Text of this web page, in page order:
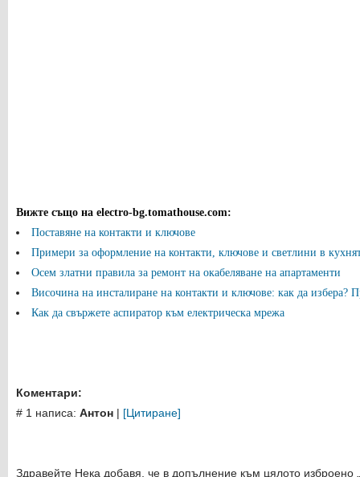
Вижте също на electro-bg.tomathouse.com:
Поставяне на контакти и ключове
Примери за оформление на контакти, ключове и светлини в
Осем златни правила за ремонт на окабеляване на апартаменти
Височина на инсталиране на контакти и ключове: как да избера?
Как да свържете аспиратор към електрическа мрежа
Коментари:
# 1 написа: Антон | [Цитиране]
Здравейте Нека добавя, че в допълнение към цялото изброено